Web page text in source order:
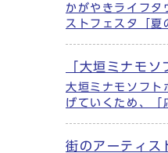
かがやきライフタ
ストフェスタ「夏
「大垣ミナモ
大垣ミナモソフト
げていくため、「
街のアーティス